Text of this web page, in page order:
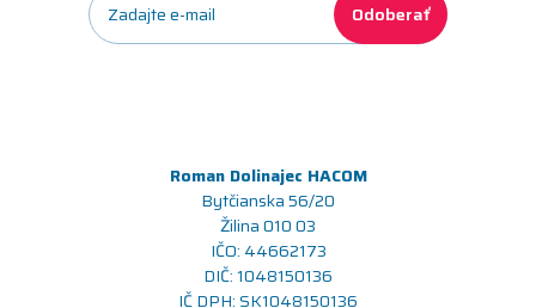
Odoberať
Roman Dolinajec HACOM
Bytčianska 56/20
Žilina 010 03
IČO: 44662173
DIČ: 1048150136
IČ DPH: SK1048150136